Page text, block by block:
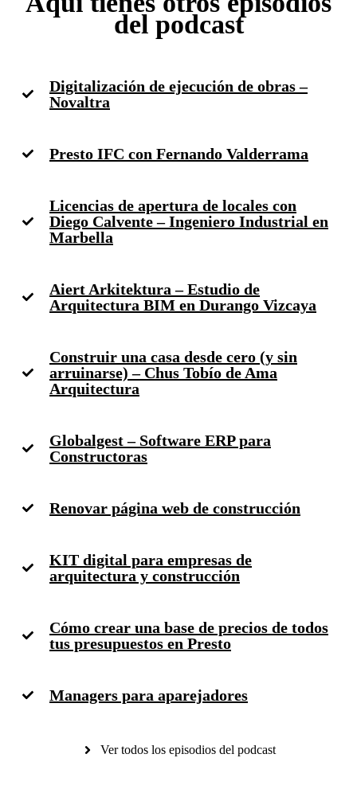
del podcast
Digitalización de ejecución de obras –
Novaltra
Presto IFC con Fernando Valderrama
Licencias de apertura de locales con
Diego Calvente – Ingeniero Industrial en
Marbella
Aiert Arkitektura – Estudio de
Arquitectura BIM en Durango Vizcaya
Construir una casa desde cero (y sin
arruinarse) – Chus Tobío de Ama
Arquitectura
Globalgest – Software ERP para
Constructoras
Renovar página web de construcción
KIT digital para empresas de
arquitectura y construcción
Cómo crear una base de precios de todos
tus presupuestos en Presto
Managers para aparejadores
Ver todos los episodios del podcast